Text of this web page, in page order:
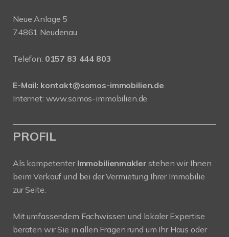
Neue Anlage 5
74861 Neudenau
Telefon: 0157 83 444 803
E-Mail: kontakt@somos-immobilien.de
Internet: www.somos-immobilien.de
PROFIL
Als kompetenter Immobilienmaklerstehen wir Ihnen
beim Verkauf und bei der Vermietung Ihrer Immobilie
zur Seite.
Mit umfassendem Fachwissen und lokaler Expertise
beraten wir Sie in allen Fragen rund um Ihr Haus oder